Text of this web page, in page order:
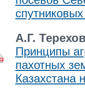
А.Г.
Принципы
пахотных
Казахстана